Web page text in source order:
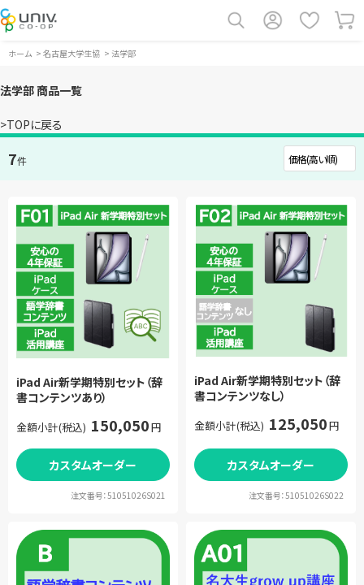
ホーム > 名古屋大学生協 > 法学部
法学部 商品一覧
>TOPに戻る
7件
iPad Air新学期特別セット（辞
書コンテンツあり）
金額小計(税込) 150,050円
カスタムオーダー
注文番号：51051026S021
iPad Air新学期特別セット（辞
書コンテンツなし）
金額小計(税込) 125,050円
カスタムオーダー
注文番号：51051026S022